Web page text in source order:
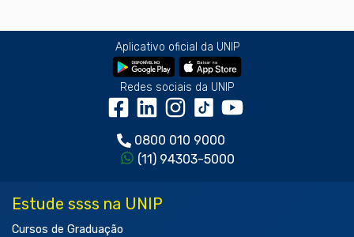
Aplicativo oficial da UNIP
Redes sociais da UNIP
0800 010 9000
(11) 94303-5000
Estude ssss na UNIP
Cursos de Graduação